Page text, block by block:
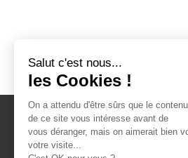
Au fil du
Nos